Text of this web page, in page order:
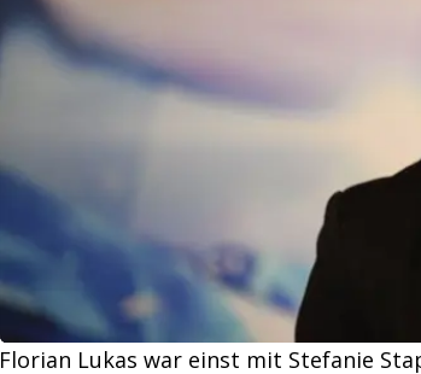
Florian Lukas war einst mit Stefanie